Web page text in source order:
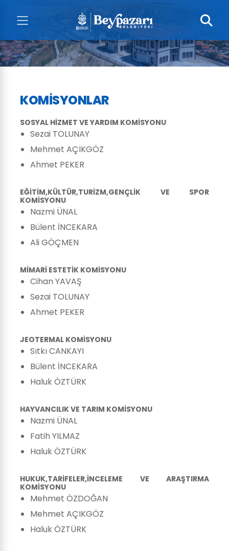
KOMISYONLAR
SOSYAL HİZMET VE YARDIM KOMİSYONU
Sezai TOLUNAY
Mehmet AÇIKGÖZ
Ahmet PEKER
EĞİTİM,KÜLTÜR,TURİZM,GENÇLİK VE SPOR
KOMİSYONU
Nazmi ÜNAL
Bülent İNCEKARA
Ali GÖÇMEN
MİMARİ ESTETİK KOMİSYONU
Cihan YAVAŞ
Sezai TOLUNAY
Ahmet PEKER
JEOTERMAL KOMİSYONU
Sıtkı CANKAYI
Bülent İNCEKARA
Haluk ÖZTÜRK
HAYVANCILIK VE TARIM KOMİSYONU
Nazmi ÜNAL
Fatih YILMAZ
Haluk ÖZTÜRK
HUKUK,TARİFELER,İNCELEME VE ARAŞTIRMA
KOMİSYONU
Mehmet ÖZDOĞAN
Mehmet AÇIKGÖZ
Haluk ÖZTÜRK